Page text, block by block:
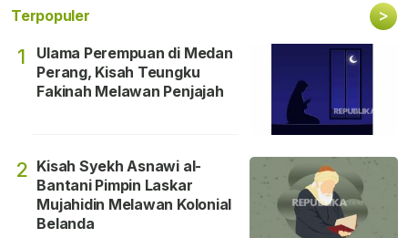
Terpopuler >
1
Ulama Perempuan di Medan
Perang, Kisah Teungku
Fakinah Melawan Penjajah
2 Kisah Syekh Asnawi al-
Bantani Pimpin Laskar
Mujahidin Melawan Kolonial
Belanda